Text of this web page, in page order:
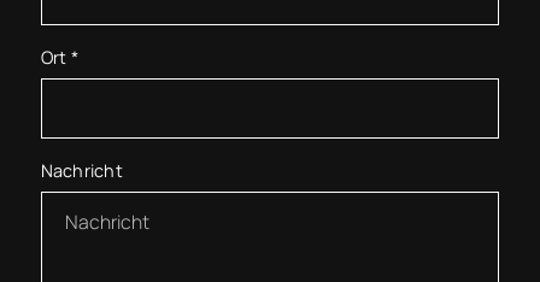
Ort *
Nachricht